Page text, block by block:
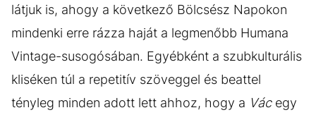
látjuk is, ahogy a következő Bölcsész Napokon
mindenki erre rázza haját a legmenőbb Humana
Vintage-susogósában. Egyébként a szubkulturális
kliséken túl a repetitív szöveggel és beattel
tényleg minden adott lett ahhoz, hogy a Vácegy